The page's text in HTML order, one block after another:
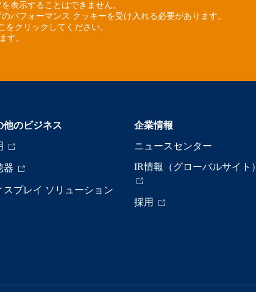
表示することはできません。
パフォーマンス クッキーを受け入れる必要があります。
をクリックしてください。
す。
他のビジネス
器
スプレイ ソリューション
企業情報
ニュースセンター
IR情報（グローバルサイト）
採用